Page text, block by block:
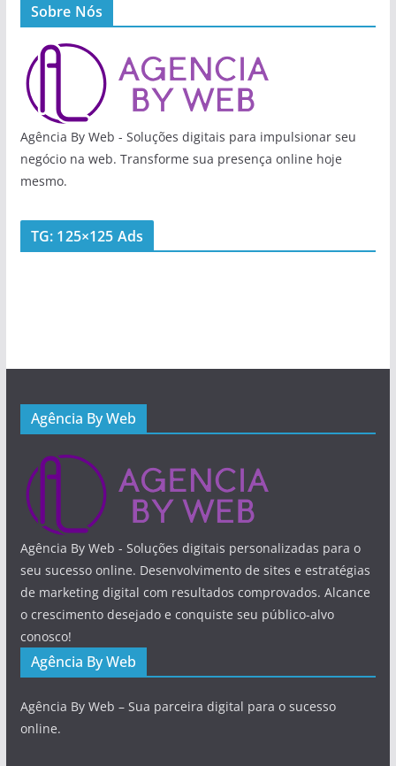
Sobre Nós
Agência By Web - Soluções digitais para impulsionar seu
negócio na web. Transforme sua presença online hoje
mesmo.
TG: 125×125 Ads
Agência By Web
Agência By Web - Soluções digitais personalizadas para o
seu sucesso online. Desenvolvimento de sites e estratégias
de marketing digital com resultados comprovados. Alcance
o crescimento desejado e conquiste seu público-alvo
conosco!
Agência By Web
Agência By Web – Sua parceira digital para o sucesso
online.